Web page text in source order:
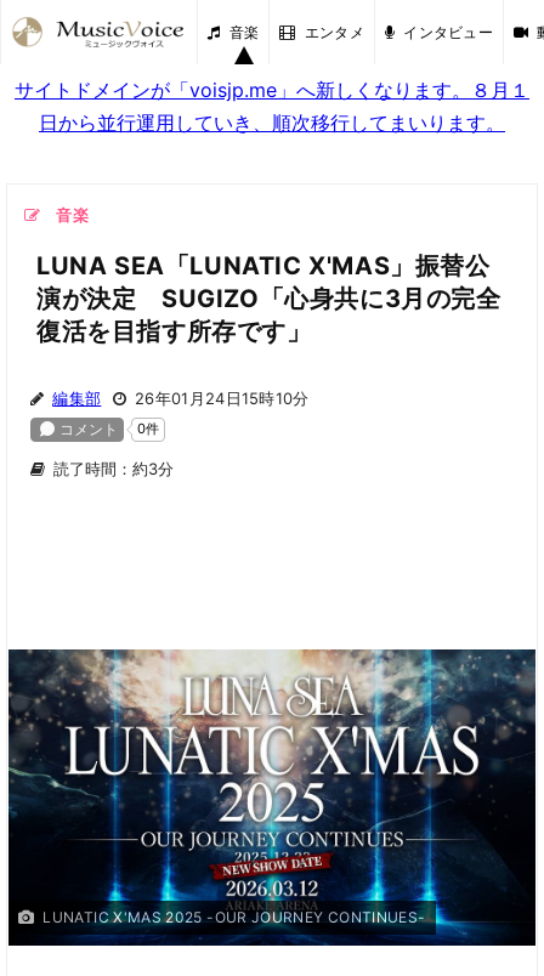
音楽 エンタメ インタビュー
サイトドメインが「voisjp.me」へ新しくなります。８月１
日から並行運用していき、順次移行してまいります。
音楽
LUNA SEA「LUNATIC X'MAS」振替公
演が決定 SUGIZO「心身共に3月の完全
復活を目指す所存です」
編集部 26年01月24日15時10分
読了時間：約3分
LUNATIC X'MAS 2025 -OUR JOURNEY CONTINUES-